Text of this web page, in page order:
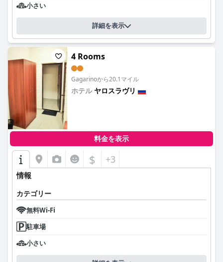
小さい
詳細を表示
4 Rooms
Gagarinoから20.1マイル
ホテル ヤロスラヴリ
料金を表示
$ +3
情報
カテゴリー
無料Wi-Fi
駐車場
小さい